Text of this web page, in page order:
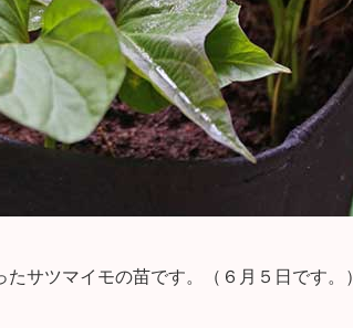
サツマイモの苗です。（６月５日です。）